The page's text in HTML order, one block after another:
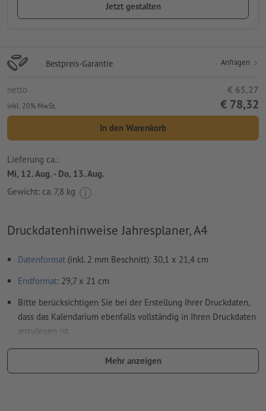
Jetzt gestalten
Bestpreis-Garantie Anfragen
netto € 65,27
inkl. 20% MwSt. € 78,32
In den Warenkorb
Lieferung ca.:
Mi, 12. Aug. - Do, 13. Aug.
Gewicht: ca. 7,8 kg
Druckdatenhinweise Jahresplaner, A4
Datenformat (inkl. 2 mm Beschnitt): 30,1 x 21,4 cm
Endformat: 29,7 x 21 cm
Bitte berücksichtigen Sie bei der Erstellung Ihrer Druckdaten,
dass das Kalendarium ebenfalls vollständig in Ihren Druckdaten
anzulegen ist
Auflösung:300 dpi
umlaufend 2 mmBeschnittanlegen, wichtige Informationen
Mehr anzeigen